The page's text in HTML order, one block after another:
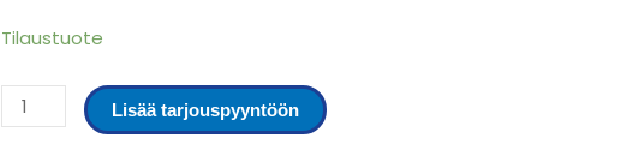
Tilaustuote
KLE-
määrä
Lisää tarjouspyyntöön